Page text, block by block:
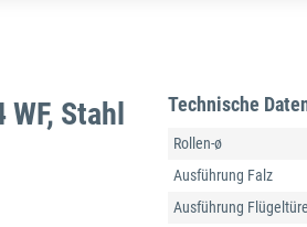
Stahl Technische
Rollen-ø
Ausführung Falz
Ausführung